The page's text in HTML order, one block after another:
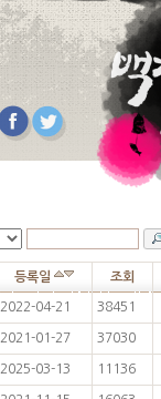
등록일 조회
2022-04-21 38451
2021-01-27 37030
2025-03-13 11136